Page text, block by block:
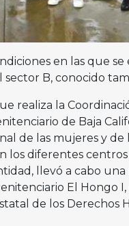
en las que
B, conocido
realiza la
de Baja
de las mujeres y de
los diferentes
llevó a cabo
El Hongo
de los Derechos